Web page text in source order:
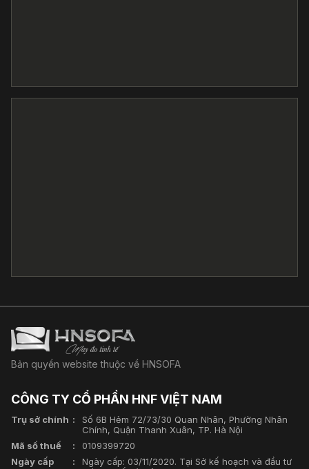
Bản quyền website thuộc về HNSOFA
CÔNG TY CỔ PHẦN HNF VIỆT NAM
Trụ sở chính
Số 6B Hẻm 72/73/30 Quan Nhân, Phường Nhân
Chính, Quận Thanh Xuân, TP. Hà Nội
Mã số thuế
0109399720
Ngày cấp
Ngày cấp: 03/11/2020. Tại Sở kế hoạch và đầu tư